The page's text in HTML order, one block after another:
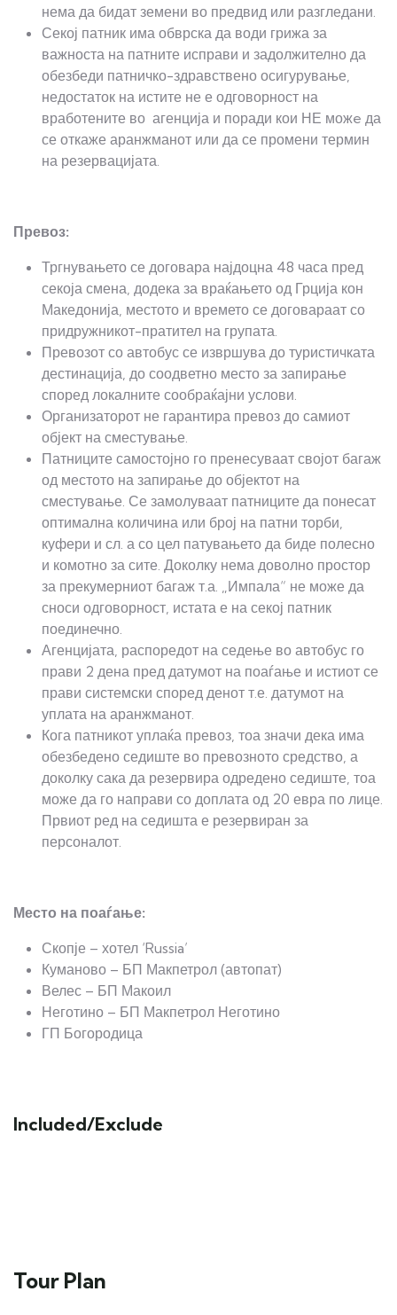
нема да бидат земени во предвид или разгледани.
Секој патник има обврска да води грижа за
важноста на патните исправи и задолжително да
обезбеди патничко-здравствено осигурување,
недостаток на истите не е одговорност на
вработените во агенција и поради кои НЕ можe да
се откаже аранжманот или да се промени термин
на резервацијата.
Превоз:
Тргнувањето се договара најдоцна 48 часа пред
секоја смена, додека за враќањето од Грција кон
Македонија, местото и времето се договараат со
придружникот-пратител на групата.
Превозот со автобус се извршува до туристичката
дестинација, до соодветно место за запирање
според локалните сообраќајни услови.
Организаторот не гарантира превоз до самиот
објект на сместување.
Патниците самостојно го пренесуваат својот багаж
од местото на запирање до објектот на
сместување. Се замолуваат патниците да понесат
оптимална количина или број на патни торби,
куфери и сл. а со цел патувањето да биде полесно
и комотно за сите. Доколку нема доволно простор
за прекумерниот багаж т.а. „Импала“ не може да
сноси одговорност, истата е на секој патник
поединечно.
Агенцијата, распоредот на седење во автобус го
прави 2 дена пред датумот на поаѓање и истиот се
прави системски според денот т.е. датумот на
уплата на аранжманот.
Кога патникот уплаќа превоз, тоа значи дека има
обезбедено седиште во превозното средство, а
доколку сака да резервира одредено седиште, тоа
може да го направи со доплата од 20 евра по лице.
Првиот ред на седишта е резервиран за
персоналот.
Место на поаѓање:
Скопје – хотел ‘Russia’
Куманово – БП Макпетрол (автопат)
Велес – БП Макоил
Неготино – БП Макпетрол Неготино
ГП Богородица
Included/Exclude
Tour Plan